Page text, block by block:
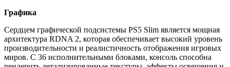
Графика
Сердцем графической подсистемы PS5 Slim является мощная
архитектура RDNA 2, которая обеспечивает высокий уровень
производительности и реалистичность отображения игровых
миров. С 36 исполнительными блоками, консоль способна